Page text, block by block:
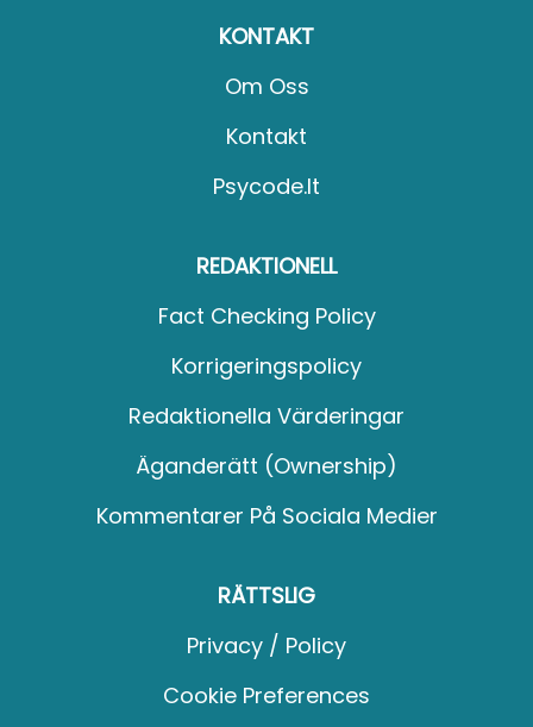
KONTAKT
Om Oss
Kontakt
Psycode.it
REDAKTIONELL
Fact Checking Policy
Korrigeringspolicy
Redaktionella Värderingar
Äganderätt (Ownership)
Kommentarer På Sociala Medier
RÄTTSLIG
Privacy / Policy
Cookie Preferences